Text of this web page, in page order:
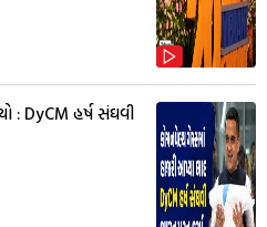
: DyCM હર્ષ સંઘવી